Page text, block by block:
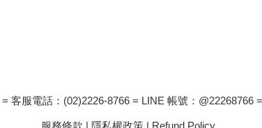
客服電話：(02)2226-8766 = LINE 帳號：@22268766
服務條款 | 隱私權政策 | Refund Policy